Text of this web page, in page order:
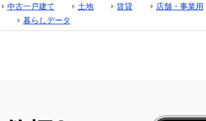
中古一戸建て 土地 賃貸 店舗・事業用
暮らしデータ